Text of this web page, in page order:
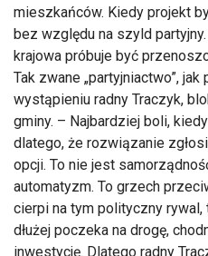
mieszkańców. Kiedy projekt
bez względu na szyld
krajowa próbuje być
Tak zwane „partyjniactwo”,
wystąpieniu radny Traczyk,
gminy. – Najbardziej boli,
dlatego, że rozwiązanie
opcji. To nie jest
automatyzm. To grzech
cierpi na tym polityczny
dłużej poczeka na drogę,
inwestycję. Dlatego radny